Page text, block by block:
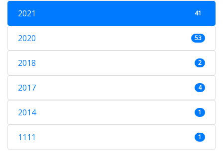
2021 41
2020 53
2018 2
2017 4
2014 1
1111 1